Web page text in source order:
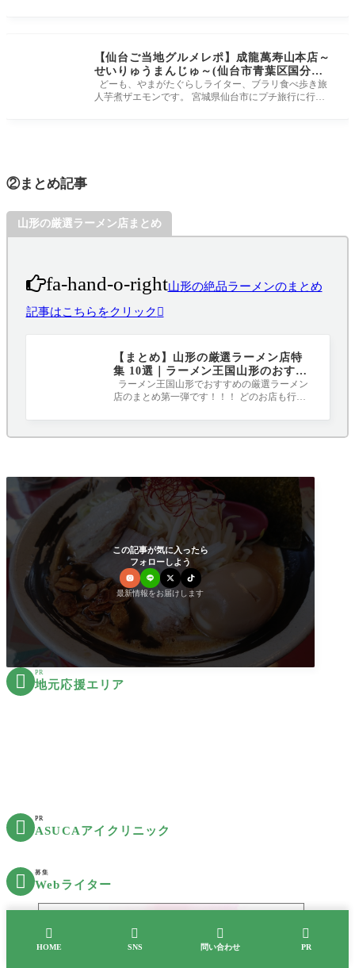
【仙台ご当地グルメレポ】成龍萬寿山本店～
せいりゅうまんじゅ～(仙台市青葉区国分町)
仙台が発祥！暑い夏は酸味が効いた冷やし
中華に決まりでしょ
どーも、やまがたぐらしライター、ブラリ食べ歩き旅
人芋煮ザエモンです。 宮城県仙台市にプチ旅行に行っ
②まとめ記事
山形の厳選ラーメン店まとめ
fa-hand-o-right山形の絶品ラーメンのまとめ
記事はこちらをクリック
【まとめ】山形の厳選ラーメン店特
集 10選｜ラーメン王国山形のおすす
めはここ！！！
ラーメン王国山形でおすすめの厳選ラーメン
店のまとめ第一弾です！！！ どのお店も行か
この記事が気に入ったら
フォローしよう
最新情報をお届けします
 PR
地元応援エリア
 PR
ASUCAアイクリニック
 募集
Webライター

HOME

SNS

問い合わせ

PR